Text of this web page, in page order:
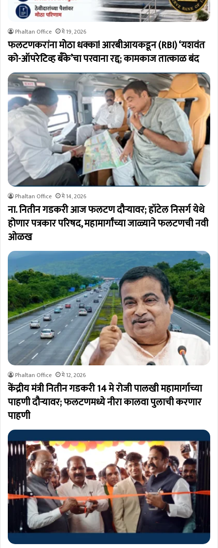
Phaltan Office मे 19, 2026
फलटणकरांना मोठा धक्का! आरबीआयकडून (RBI) ‘यशवंत
को-ऑपरेटिव्ह बँके’चा परवाना रद्द; कामकाज तात्काळ बंद
Phaltan Office मे 14, 2026
ना. नितीन गडकरी आज फलटण दौऱ्यावर; हॉटेल निसर्ग येथे
होणार पत्रकार परिषद, महामार्गांच्या जाळ्याने फलटणची नवी
ओळख
Phaltan Office मे 12, 2026
केंद्रीय मंत्री नितीन गडकरी 14 मे रोजी पालखी महामार्गाच्या
पाहणी दौऱ्यावर; फलटणमध्ये नीरा कालवा पुलाची करणार
पाहणी